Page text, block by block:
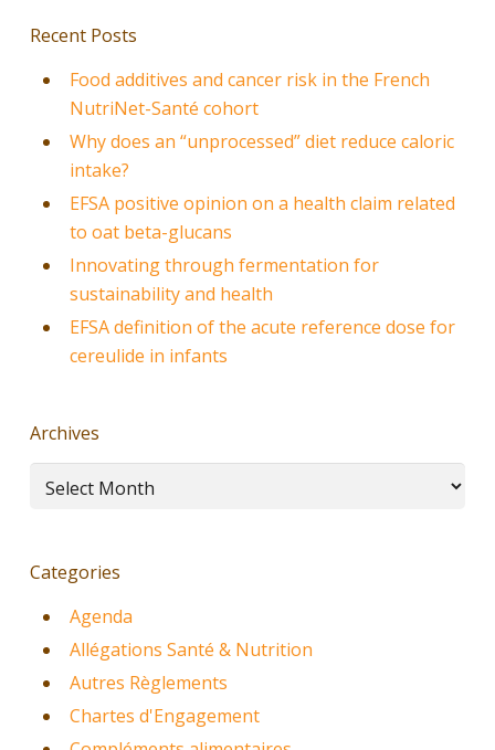
Recent Posts
Food additives and cancer risk in the French
NutriNet-Santé cohort
Why does an “unprocessed” diet reduce caloric
intake?
EFSA positive opinion on a health claim related
to oat beta-glucans
Innovating through fermentation for
sustainability and health
EFSA definition of the acute reference dose for
cereulide in infants
Archives
Archives
Categories
Agenda
Allégations Santé & Nutrition
Autres Règlements
Chartes d'Engagement